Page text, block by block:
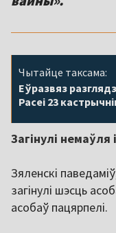
Чытайце таксама:
Еўразвяз
Расеі 23
Загінулі немаўля
Зяленскі
загінулі шэсць
асобаў пацярпелі.